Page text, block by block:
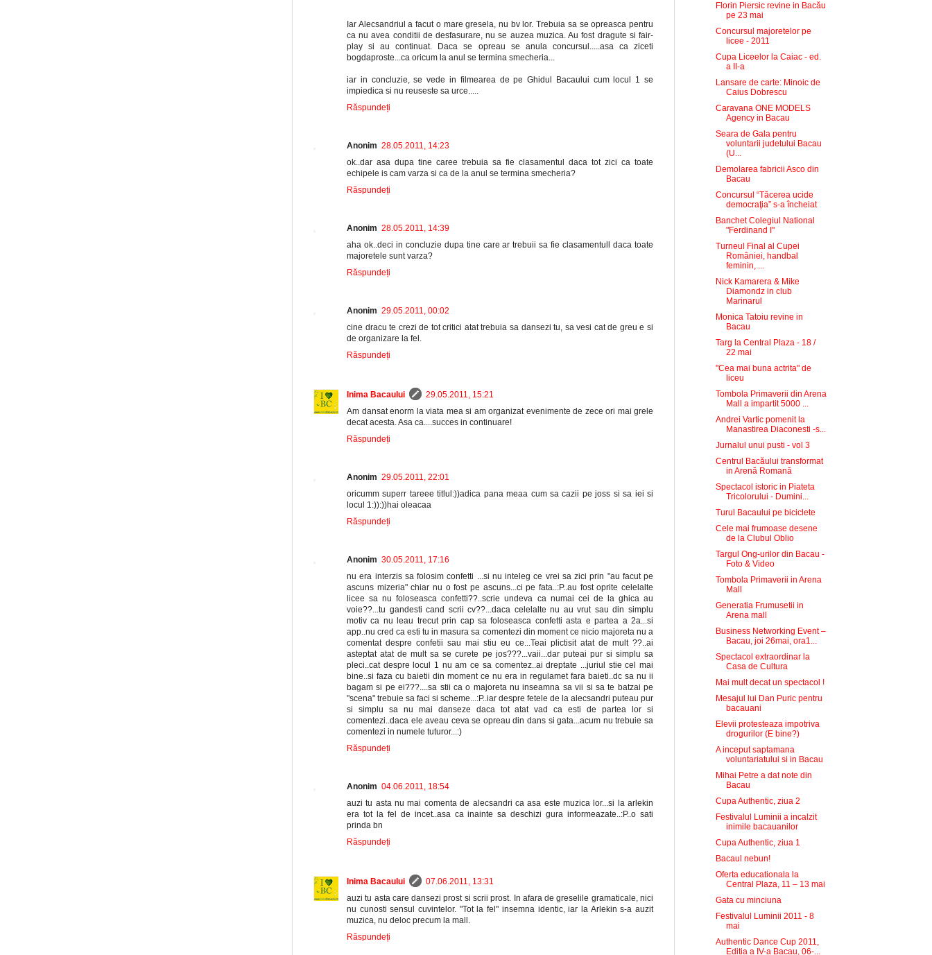
Iar Alecsandriul a facut o mare gresela, nu bv lor. Trebuia sa se opreasca pentru
ca nu avea conditii de desfasurare, nu se auzea muzica. Au fost dragute si fair-
play si au continuat. Daca se opreau se anula concursul.....asa ca ziceti
bogdaproste...ca oricum la anul se termina smecheria...
iar in concluzie, se vede in filmearea de pe Ghidul Bacaului cum locul 1 se
impiedica si nu reuseste sa urce.....
Răspundeți
Anonim 28.05.2011, 14:23
ok..dar asa dupa tine caree trebuia sa fie clasamentul daca tot zici ca toate
echipele is cam varza si ca de la anul se termina smecheria?
Răspundeți
Anonim 28.05.2011, 14:39
aha ok..deci in concluzie dupa tine care ar trebuii sa fie clasamentull daca toate
majoretele sunt varza?
Răspundeți
Anonim 29.05.2011, 00:02
cine dracu te crezi de tot critici atat trebuia sa dansezi tu, sa vesi cat de greu e si
de organizare la fel.
Răspundeți
Inima Bacaului
29.05.2011, 15:21
Am dansat enorm la viata mea si am organizat evenimente de zece ori mai grele
decat acesta. Asa ca....succes in continuare!
Răspundeți
Anonim 29.05.2011, 22:01
oricumm superr tareee titlul:))adica pana meaa cum sa cazii pe joss si sa iei si
locul 1:)):))hai oleacaa
Răspundeți
Anonim 30.05.2011, 17:16
nu era interzis sa folosim confetti ...si nu inteleg ce vrei sa zici prin "au facut pe
ascuns mizeria" chiar nu o fost pe ascuns...ci pe fata..:P..au fost oprite celelalte
licee sa nu foloseasca confetti??..scrie undeva ca numai cei de la ghica au
voie??...tu gandesti cand scrii cv??...daca celelalte nu au vrut sau din simplu
motiv ca nu leau trecut prin cap sa foloseasca confetti asta e partea a 2a...si
app..nu cred ca esti tu in masura sa comentezi din moment ce nicio majoreta nu a
comentat despre confetii sau mai stiu eu ce...Teai plictisit atat de mult ??..ai
asteptat atat de mult sa se curete pe jos???...vaii...dar puteai pur si simplu sa
pleci..cat despre locul 1 nu am ce sa comentez..ai dreptate ...juriul stie cel mai
bine..si faza cu baietii din moment ce nu era in regulamet fara baieti..dc sa nu ii
bagam si pe ei???....sa stii ca o majoreta nu inseamna sa vii si sa te batzai pe
"scena" trebuie sa faci si scheme...:P..iar despre fetele de la alecsandri puteau pur
si simplu sa nu mai danseze daca tot atat vad ca esti de partea lor si
comentezi..daca ele aveau ceva se opreau din dans si gata...acum nu trebuie sa
comentezi in numele tuturor...:)
Răspundeți
Anonim 04.06.2011, 18:54
auzi tu asta nu mai comenta de alecsandri ca asa este muzica lor...si la arlekin
era tot la fel de incet..asa ca inainte sa deschizi gura informeazate..:P..o sati
prinda bn
Răspundeți
Inima Bacaului
07.06.2011, 13:31
auzi tu asta care dansezi prost si scrii prost. In afara de greselile gramaticale, nici
nu cunosti sensul cuvintelor. "Tot la fel" insemna identic, iar la Arlekin s-a auzit
muzica, nu deloc precum la mall.
Răspundeți
Florin Piersic revine in Bacău
pe 23 mai
Concursul majoretelor pe
licee - 2011
Cupa Liceelor la Caiac - ed.
a II-a
Lansare de carte: Minoic de
Caius Dobrescu
Caravana ONE MODELS
Agency in Bacau
Seara de Gala pentru
voluntarii judetului Bacau
(U...
Demolarea fabricii Asco din
Bacau
Concursul “Tăcerea ucide
democraţia” s-a încheiat
Banchet Colegiul National
"Ferdinand I"
Turneul Final al Cupei
României, handbal
feminin, ...
Nick Kamarera & Mike
Diamondz in club
Marinarul
Monica Tatoiu revine in
Bacau
Targ la Central Plaza - 18 /
22 mai
"Cea mai buna actrita" de
liceu
Tombola Primaverii din Arena
Mall a impartit 5000 ...
Andrei Vartic pomenit la
Manastirea Diaconesti -s...
Jurnalul unui pusti - vol 3
Centrul Bacăului transformat
in Arenă Romană
Spectacol istoric in Piateta
Tricolorului - Dumini...
Turul Bacaului pe biciclete
Cele mai frumoase desene
de la Clubul Oblio
Targul Ong-urilor din Bacau -
Foto & Video
Tombola Primaverii in Arena
Mall
Generatia Frumusetii in
Arena mall
Business Networking Event –
Bacau, joi 26mai, ora1...
Spectacol extraordinar la
Casa de Cultura
Mai mult decat un spectacol !
Mesajul lui Dan Puric pentru
bacauani
Elevii protesteaza impotriva
drogurilor (E bine?)
A inceput saptamana
voluntariatului si in Bacau
Mihai Petre a dat note din
Bacau
Cupa Authentic, ziua 2
Festivalul Luminii a incalzit
inimile bacauanilor
Cupa Authentic, ziua 1
Bacaul nebun!
Oferta educationala la
Central Plaza, 11 – 13 mai
Gata cu minciuna
Festivalul Luminii 2011 - 8
mai
Authentic Dance Cup 2011,
Editia a IV-a Bacau, 06-...